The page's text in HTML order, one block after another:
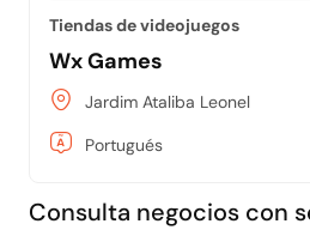
Tiendas de videojuegos
Wx Games
Jardim Ataliba Leonel
Portugués
Consulta negocios con